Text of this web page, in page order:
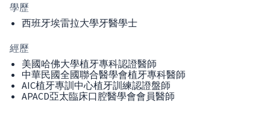
學歷
西班牙埃雷拉大學牙醫學士
經歷
美國哈佛大學植牙專科認證醫師
中華民國全國聯合醫學會植牙專科醫師
AIC植牙專訓中心植牙訓練認證盤師
APACD亞太臨床口腔醫學會會員醫師